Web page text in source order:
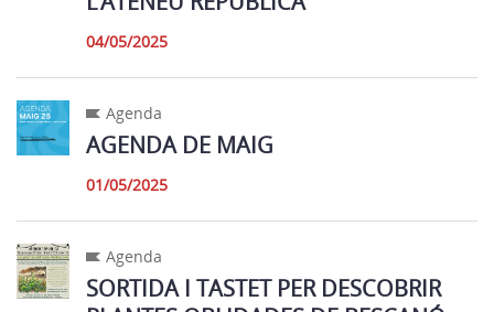
04/05/2025
Agenda
AGENDA DE MAIG
01/05/2025
Agenda
SORTIDA I TASTET PER DESCOBRIR